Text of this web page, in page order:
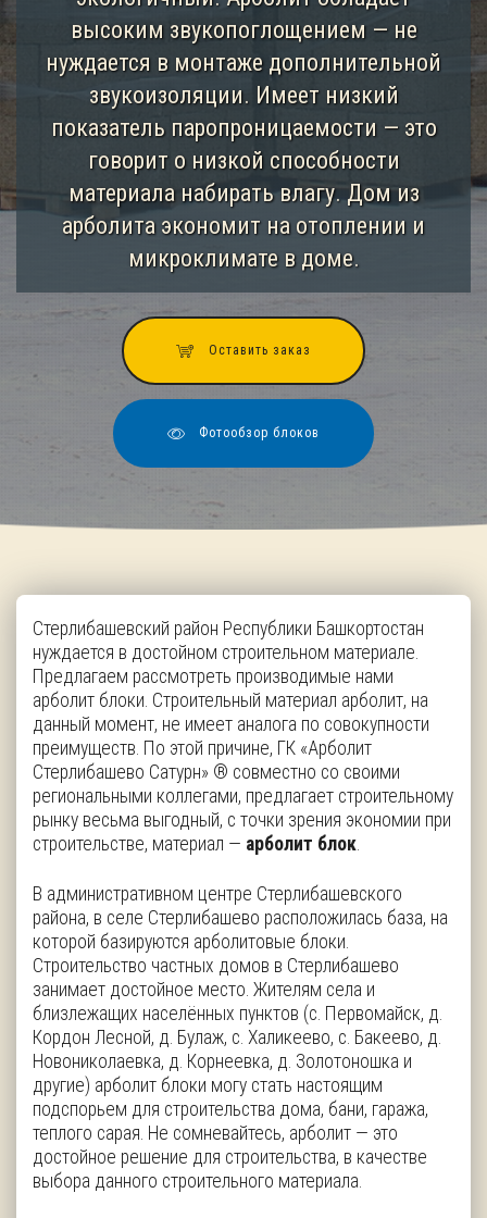
высоким звукопоглощением — не
нуждается в монтаже дополнительной
звукоизоляции. Имеет низкий
показатель паропроницаемости — это
говорит о низкой способности
материала набирать влагу. Дом из
арболита экономит на отоплении и
микроклимате в доме.
Оставить заказ
Фотообзор блоков
Стерлибашевский район Республики Башкортостан
нуждается в достойном строительном материале.
Предлагаем рассмотреть производимые нами
арболит блоки. Строительный материал арболит, на
данный момент, не имеет аналога по совокупности
преимуществ. По этой причине, ГК «Арболит
Стерлибашево Сатурн» ® совместно со своими
региональными коллегами, предлагает строительному
рынку весьма выгодный, с точки зрения экономии при
строительстве, материал — арболит блок
В административном центре Стерлибашевского
района, в селе Стерлибашево расположилась база, на
которой базируются арболитовые блоки.
Строительство частных домов в Стерлибашево
занимает достойное место. Жителям села и
близлежащих населённых пунктов (с. Первомайск, д.
Кордон Лесной, д. Булаж, с. Халикеево, с. Бакеево, д.
Новониколаевка, д. Корнеевка, д. Золотоношка и
другие) арболит блоки могу стать настоящим
подспорьем для строительства дома, бани, гаража,
теплого сарая. Не сомневайтесь, арболит — это
достойное решение для строительства, в качестве
выбора данного строительного материала.